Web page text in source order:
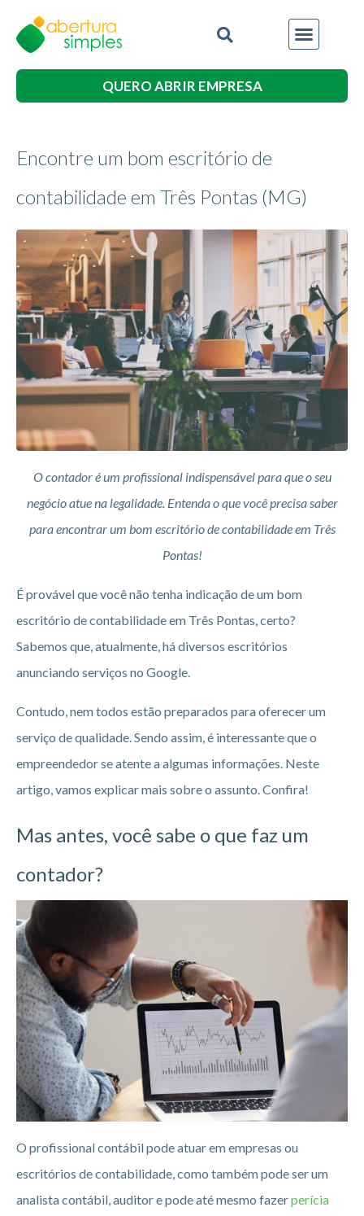
QUERO ABRIR EMPRESA
Encontre um bom escritório de
contabilidade em Três Pontas (MG)
O contador é um profissional indispensável para que o seu
negócio atue na legalidade. Entenda o que você precisa saber
para encontrar um bom escritório de contabilidade em Três
Pontas!
É provável que você não tenha indicação de um bom
escritório de contabilidade em Três Pontas, certo?
Sabemos que, atualmente, há diversos escritórios
anunciando serviços no Google.
Contudo, nem todos estão preparados para oferecer um
serviço de qualidade. Sendo assim, é interessante que o
empreendedor se atente a algumas informações. Neste
artigo, vamos explicar mais sobre o assunto. Confira!
Mas antes, você sabe o que faz um
contador?
O profissional contábil pode atuar em empresas ou
escritórios de contabilidade, como também pode ser um
analista contábil, auditor e pode até mesmo fazerperícia